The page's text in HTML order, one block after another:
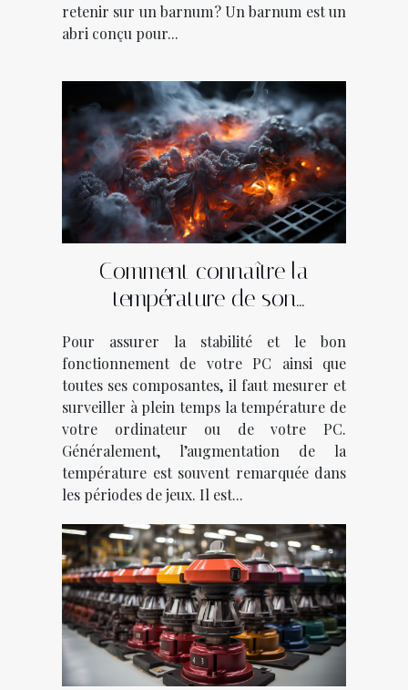
retenir sur un barnum ? Un barnum est un
abri conçu pour...
Comment connaître la
température de son
Pour assurer la stabilité et le bon
fonctionnement de votre PC ainsi que
toutes ses composantes, il faut mesurer et
surveiller à plein temps la température de
votre ordinateur ou de votre PC.
Généralement, l’augmentation de la
température est souvent remarquée dans
les périodes de jeux. Il est...